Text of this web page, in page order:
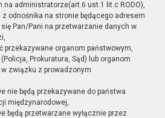
na administratorze(art.6 ust.1 lit.c RODO),
odnośnika na stronie będącego adresem
Pan/Pani na przetwarzanie danych w
przekazywane organom państwowym,
Prokuratura, Sąd) lub organom
związku z prowadzonym
nie będą przekazywane do państwa
międzynarodowej,
będą przetwarzane wyłącznie przez